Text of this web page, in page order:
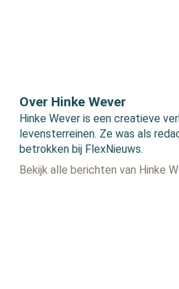
Over Hinke Wever
Hinke Wever is een creatieve
levensterreinen. Ze was als
betrokken bij FlexNieuws.
Bekijk alle berichten van Hinke